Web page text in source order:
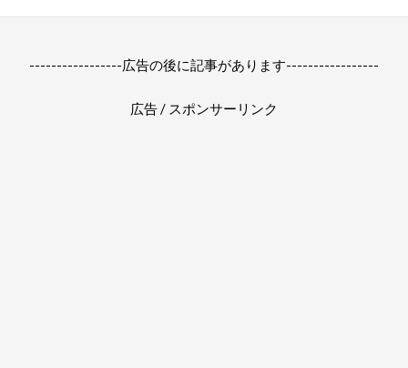
-----------------広告の後に記事があります-----------------
広告 / スポンサーリンク